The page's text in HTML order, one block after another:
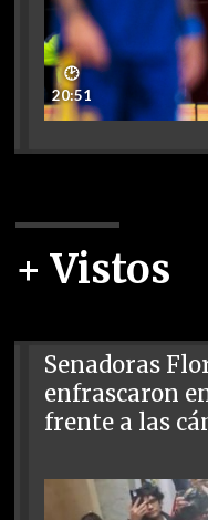
🕑
20:51
+ Vistos
Senadoras
enfrascaron
frente a las